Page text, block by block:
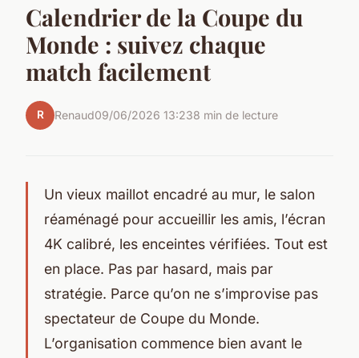
Calendrier de la Coupe du
Monde : suivez chaque
match facilement
R Renaud09/06/2026 13:238 min de lecture
Un vieux maillot encadré au mur, le salon
réaménagé pour accueillir les amis, l’écran
4K calibré, les enceintes vérifiées. Tout est
en place. Pas par hasard, mais par
stratégie. Parce qu’on ne s’improvise pas
spectateur de Coupe du Monde.
L’organisation commence bien avant le